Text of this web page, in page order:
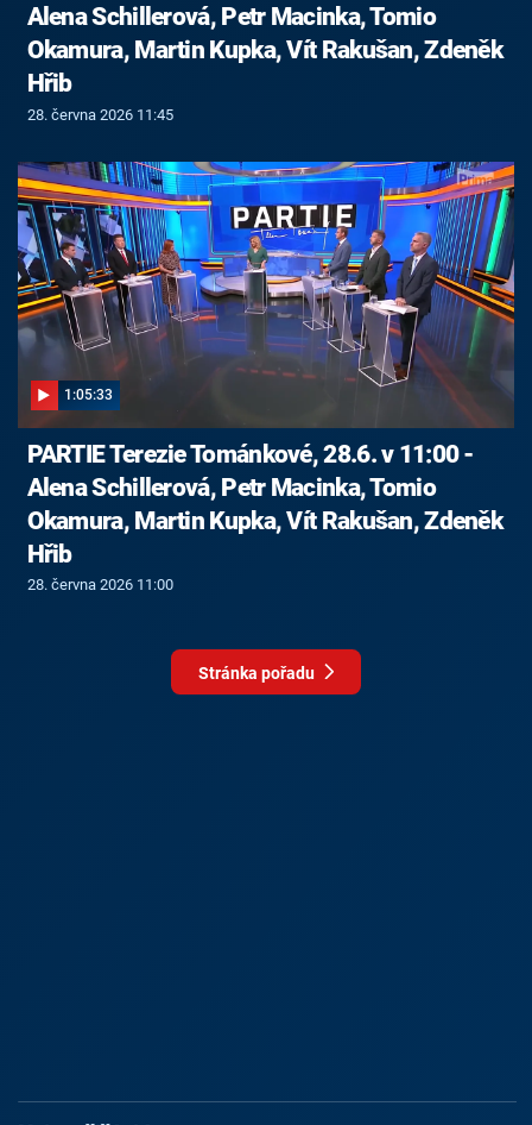
Alena Schillerová, Petr Macinka, Tomio
Okamura, Martin Kupka, Vít Rakušan, Zdeněk
Hřib
28. června 2026 11:45
1:05:33
PARTIE Terezie Tománkové, 28.6. v 11:00 -
Alena Schillerová, Petr Macinka, Tomio
Okamura, Martin Kupka, Vít Rakušan, Zdeněk
Hřib
28. června 2026 11:00
Stránka pořadu